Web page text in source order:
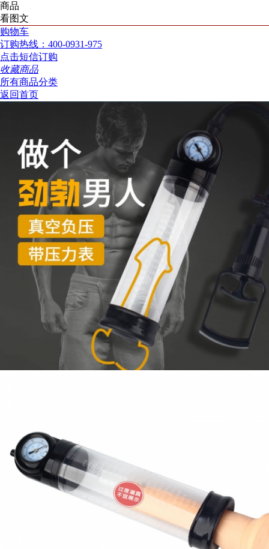
商品
看图文
购物车
订购热线：400-0931-975
点击短信订购
收藏商品
所有商品分类
返回首页